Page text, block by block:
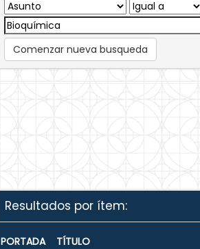
Comenzar nueva busqueda
Resultados por ítem:
PORTADA TÍTULO